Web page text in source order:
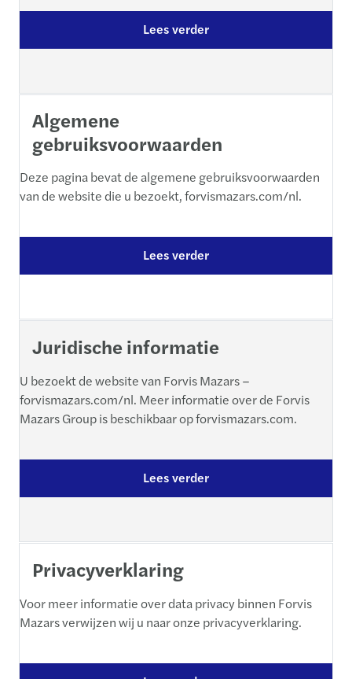
Lees verder
Algemene
gebruiksvoorwaarden
Deze pagina bevat de algemene gebruiksvoorwaarden
van de website die u bezoekt, forvismazars.com/nl.
Lees verder
Juridische informatie
U bezoekt de website van Forvis Mazars –
forvismazars.com/nl. Meer informatie over de Forvis
Mazars Group is beschikbaar op forvismazars.com.
Lees verder
Privacyverklaring
Voor meer informatie over data privacy binnen Forvis
Mazars verwijzen wij u naar onze privacyverklaring.